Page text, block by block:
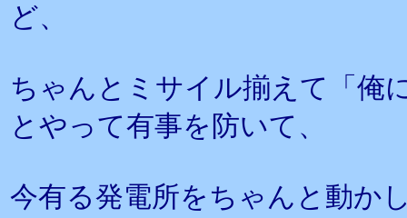
ど、
ちゃんとミサイル揃えて「俺
とやって有事を防いて、
今有る発電所をちゃんと動か